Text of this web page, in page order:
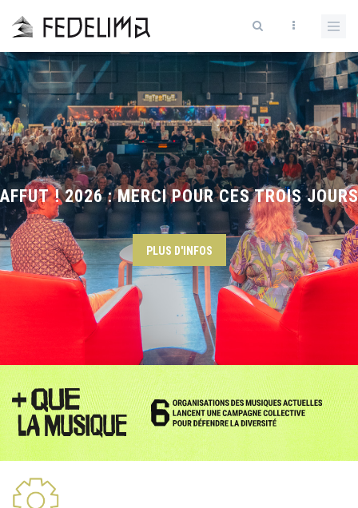
! 2026 : MERCI POUR CES TROIS
PLUS D'INFOS